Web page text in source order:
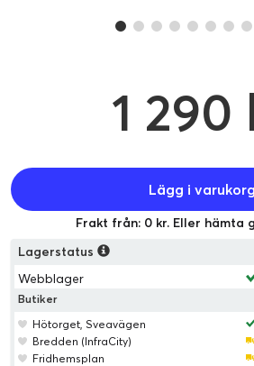
1 290
Lägg i varukorg
Frakt från: 0 kr. Eller hämta
Lagerstatus
Webblager
Butiker
Hötorget, Sveavägen
Bredden (InfraCity)
Fridhemsplan